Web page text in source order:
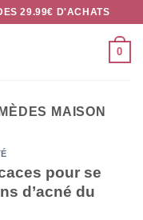
29.99€ D'ACHATS
0
MAISON
pour se
d’acné du